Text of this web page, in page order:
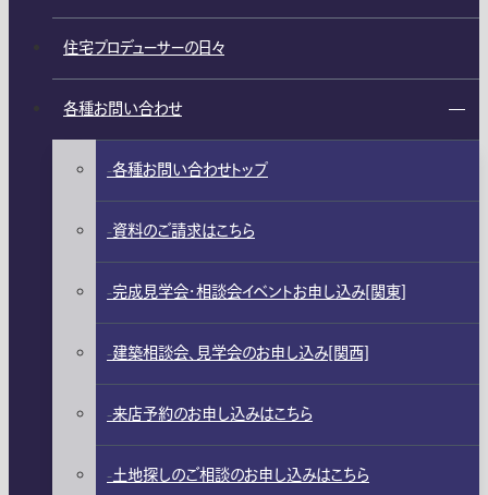
住宅プロデューサーの日々
各種お問い合わせ
各種お問い合わせトップ
資料のご請求はこちら
完成見学会・相談会イベントお申し込み[関東]
建築相談会、見学会のお申し込み[関西]
来店予約のお申し込みはこちら
土地探しのご相談のお申し込みはこちら